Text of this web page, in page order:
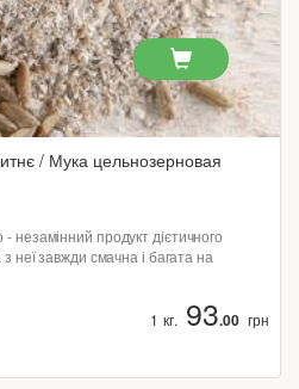
/ Мука цельнозерновая
продукт дієтичного
неї завжди смачна і багата на
1 кг. 93.00 грн